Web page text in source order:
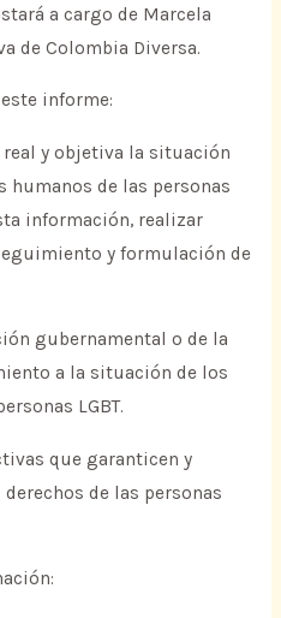
a cargo de Marcela
de Colombia Diversa.
informe:
real y objetiva la situación
humanos de las personas
información, realizar
y formulación de
gubernamental o de la
a la situación de los
LGBT.
que garanticen y
de las personas